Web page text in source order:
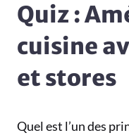
Quiz :
cuisine
et stores
Quel est l’un des